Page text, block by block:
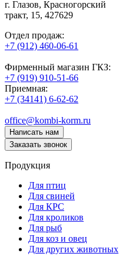
г. Глазов, Красногорский
тракт, 15, 427629
Отдел продаж:
+7 (912) 460-06-61
Фирменный магазин ГКЗ:
+7 (919) 910-51-66
Приемная:
+7 (34141) 6-62-62
office@kombi-korm.ru
Написать нам
Заказать звонок
Продукция
Для птиц
Для свиней
Для КРС
Для кроликов
Для рыб
Для коз и овец
Для других животных